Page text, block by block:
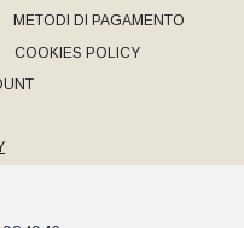
METODI DI PAGAMENTO
COOKIES POLICY